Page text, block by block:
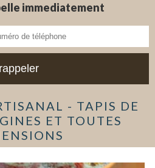
immediatement
- TAPIS DE
ET TOUTES